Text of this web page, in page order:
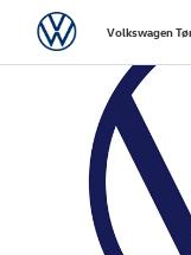
VolkswagenVolkswagen